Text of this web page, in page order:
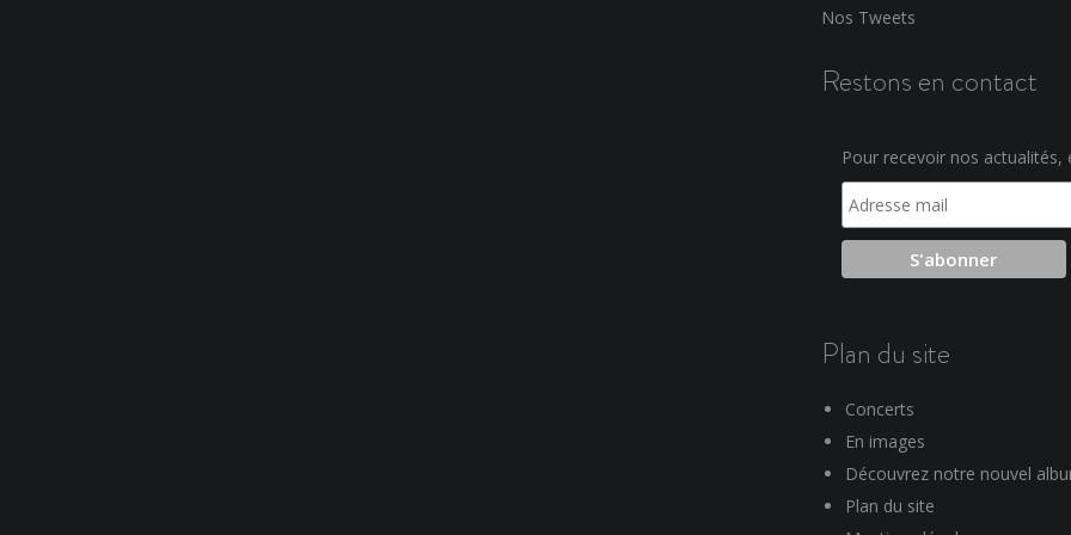
Nos Tweets
Restons en contact
Pour recevoir nos
Plan du site
Concerts
En images
Découvrez notre nouvel
Plan du site